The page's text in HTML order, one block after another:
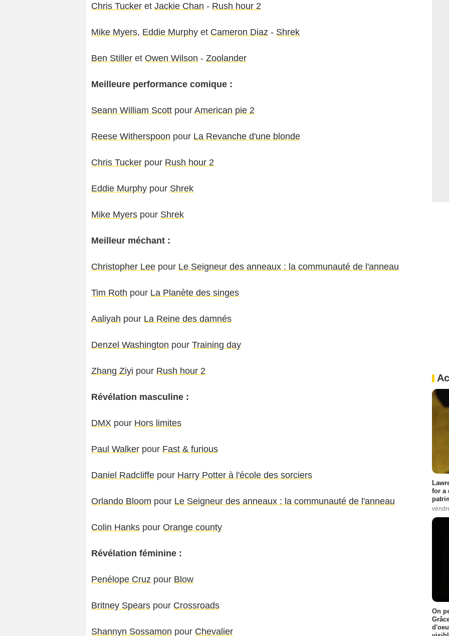
Chris Tucker et Jackie Chan - Rush hour 2
Mike Myers, Eddie Murphy et Cameron Diaz - Shrek
Ben Stiller et Owen Wilson - Zoolander
Meilleure performance comique :
Seann William Scott pour American pie 2
Reese Witherspoon pour La Revanche d'une blonde
Chris Tucker pour Rush hour 2
Eddie Murphy pour Shrek
Mike Myers pour Shrek
Meilleur méchant :
Christopher Lee pour Le Seigneur des anneaux : la communauté de l'anneau
Tim Roth pour La Planète des singes
Aaliyah pour La Reine des damnés
Denzel Washington pour Training day
Zhang Ziyi pour Rush hour 2
Révélation masculine :
DMX pour Hors limites
Paul Walker pour Fast & furious
Daniel Radcliffe pour Harry Potter à l'école des sorciers
Orlando Bloom pour Le Seigneur des anneaux : la communauté de l'anneau
Colin Hanks pour Orange county
Révélation féminine :
Penélope Cruz pour Blow
Britney Spears pour Crossroads
Shannyn Sossamon pour Chevalier
for a
On